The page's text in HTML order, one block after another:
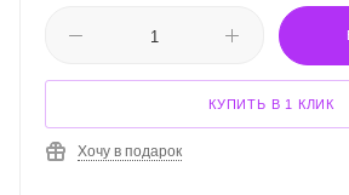
КУПИТЬ В 1 КЛИК
Хочу в подарок